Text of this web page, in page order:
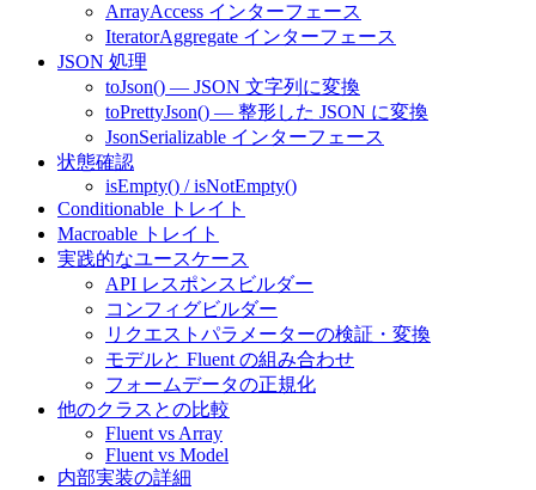
ArrayAccess インターフェース
IteratorAggregate インターフェース
JSON 処理
toJson() — JSON 文字列に変換
toPrettyJson() — 整形した JSON に変換
JsonSerializable インターフェース
状態確認
isEmpty() / isNotEmpty()
Conditionable トレイト
Macroable トレイト
実践的なユースケース
API レスポンスビルダー
コンフィグビルダー
リクエストパラメーターの検証・変換
モデルと Fluent の組み合わせ
フォームデータの正規化
他のクラスとの比較
Fluent vs Array
Fluent vs Model
内部実装の詳細